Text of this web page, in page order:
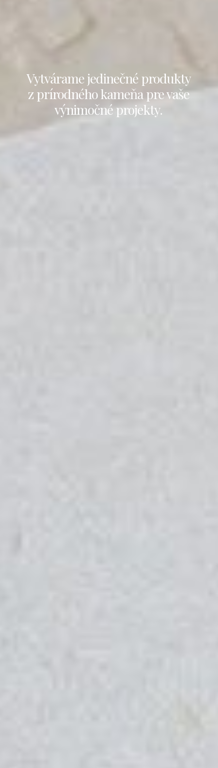
Vytvárame jedinečné produkty
z prírodného kameňa pre vaše
výnimočné projekty.